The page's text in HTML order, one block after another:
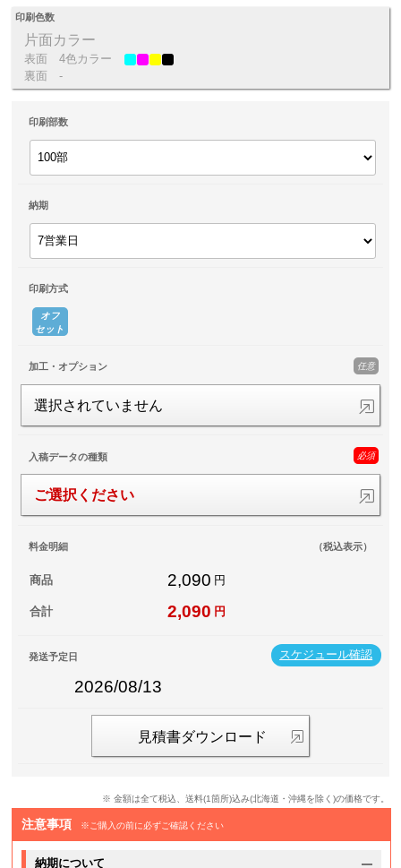
印刷色数
片面カラー
表面
4色カラー
裏面
-
印刷部数
納期
印刷方式
オフ
セット
加工・オプション 任意
選択されていません
入稿データの種類 必須
ご選択ください
料金明細 （税込表示）
商品 2,090 円
合計 2,090 円
スケジュール確認
発送予定日
2026/08/13
見積書ダウンロード
※ 金額は全て税込、送料(1箇所)込み(北海道・沖縄を除く)の価格です。
注意事項 ※ご購入の前に必ずご確認ください
納期について